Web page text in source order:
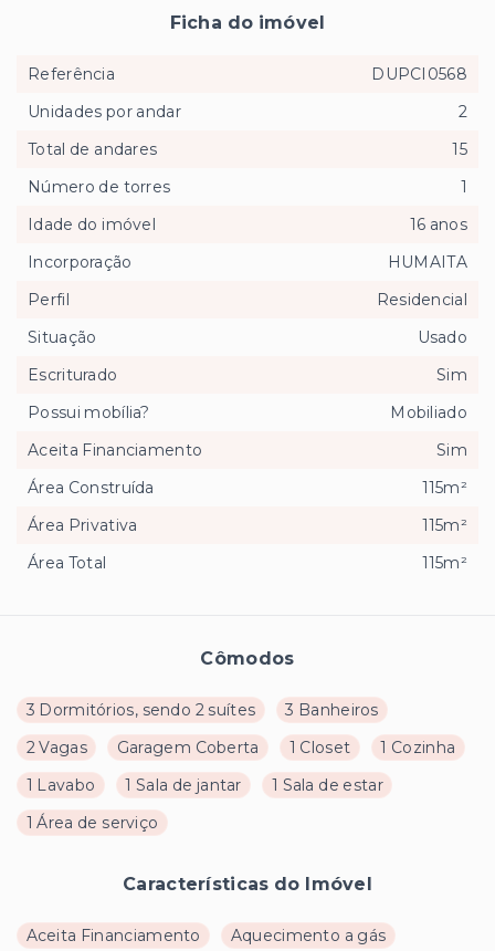
Cômodos
3 Dormitórios, sendo 2 suítes
3 Banheiros
2 Vagas
Garagem Coberta 1 Closet
1 Cozinha
1 Lavabo
1 Sala de jantar
1 Sala de estar
1 Área de serviço
Características do Imóvel
Aceita Financiamento
Aquecimento a gás
Ficha do imóvel
Referência
DUPCI0568
Unidades por andar
2
Total de andares
15
Número de torres
1
Idade do imóvel
16 anos
Incorporação
HUMAITA
Perfil
Residencial
Situação
Usado
Escriturado
Sim
Possui mobília?
Mobiliado
Aceita Financiamento
Sim
Área Construída
115m²
Área Privativa
115m²
Área Total
115m²